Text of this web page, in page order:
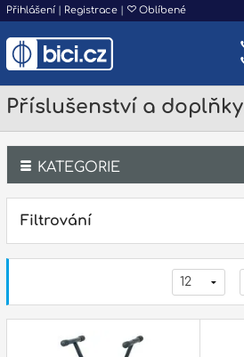
Přihlášení | Registrace | Oblíbené
Příslušenství a doplňky
KATEGORIE
Klávesy
Filtrování